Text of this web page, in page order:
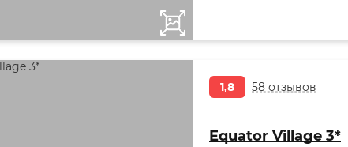
1,8 58 отзывов
Equator Village 3*